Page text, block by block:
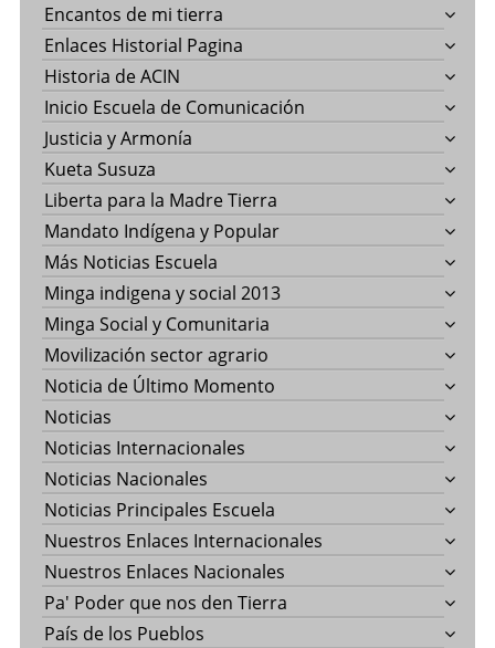
Encantos de mi tierra
Enlaces Historial Pagina
Historia de ACIN
Inicio Escuela de Comunicación
Justicia y Armonía
Kueta Susuza
Liberta para la Madre Tierra
Mandato Indígena y Popular
Más Noticias Escuela
Minga indigena y social 2013
Minga Social y Comunitaria
Movilización sector agrario
Noticia de Último Momento
Noticias
Noticias Internacionales
Noticias Nacionales
Noticias Principales Escuela
Nuestros Enlaces Internacionales
Nuestros Enlaces Nacionales
Pa' Poder que nos den Tierra
País de los Pueblos